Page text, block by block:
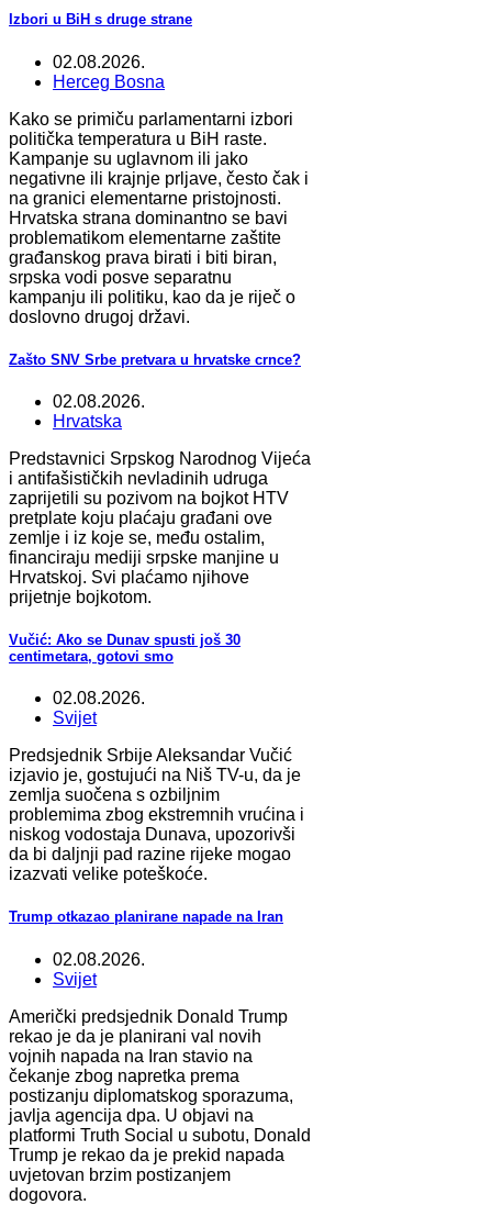
Izbori u BiH s druge strane
02.08.2026.
Herceg Bosna
Kako se primiču parlamentarni izbori
politička temperatura u BiH raste.
Kampanje su uglavnom ili jako
negativne ili krajnje prljave, često čak i
na granici elementarne pristojnosti.
Hrvatska strana dominantno se bavi
problematikom elementarne zaštite
građanskog prava birati i biti biran,
srpska vodi posve separatnu
kampanju ili politiku, kao da je riječ o
doslovno drugoj državi.
Zašto SNV Srbe pretvara u hrvatske crnce?
02.08.2026.
Hrvatska
Predstavnici Srpskog Narodnog Vijeća
i antifašističkih nevladinih udruga
zaprijetili su pozivom na bojkot HTV
pretplate koju plaćaju građani ove
zemlje i iz koje se, među ostalim,
financiraju mediji srpske manjine u
Hrvatskoj. Svi plaćamo njihove
prijetnje bojkotom.
Vučić: Ako se Dunav spusti još 30
centimetara, gotovi smo
02.08.2026.
Svijet
Predsjednik Srbije Aleksandar Vučić
izjavio je, gostujući na Niš TV-u, da je
zemlja suočena s ozbiljnim
problemima zbog ekstremnih vrućina i
niskog vodostaja Dunava, upozorivši
da bi daljnji pad razine rijeke mogao
izazvati velike poteškoće.
Trump otkazao planirane napade na Iran
02.08.2026.
Svijet
Američki predsjednik Donald Trump
rekao je da je planirani val novih
vojnih napada na Iran stavio na
čekanje zbog napretka prema
postizanju diplomatskog sporazuma,
javlja agencija dpa. U objavi na
platformi Truth Social u subotu, Donald
Trump je rekao da je prekid napada
uvjetovan brzim postizanjem
dogovora.